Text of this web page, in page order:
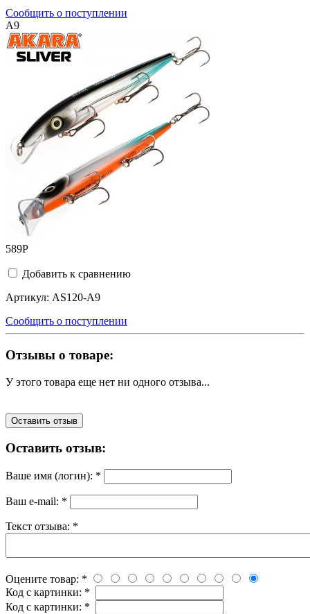
Сообщить о поступлении
A9
589Р
Добавить к сравнению
Артикул: AS120-A9
Сообщить о поступлении
Отзывы о товаре:
У этого товара еще нет ни одного отзыва...
Оставить отзыв
Оставить отзыв:
Ваше имя (логин): *
Ваш e-mail: *
Текст отзыва: *
Оцените товар: *
Код с картинки: *
Код с картинки: *